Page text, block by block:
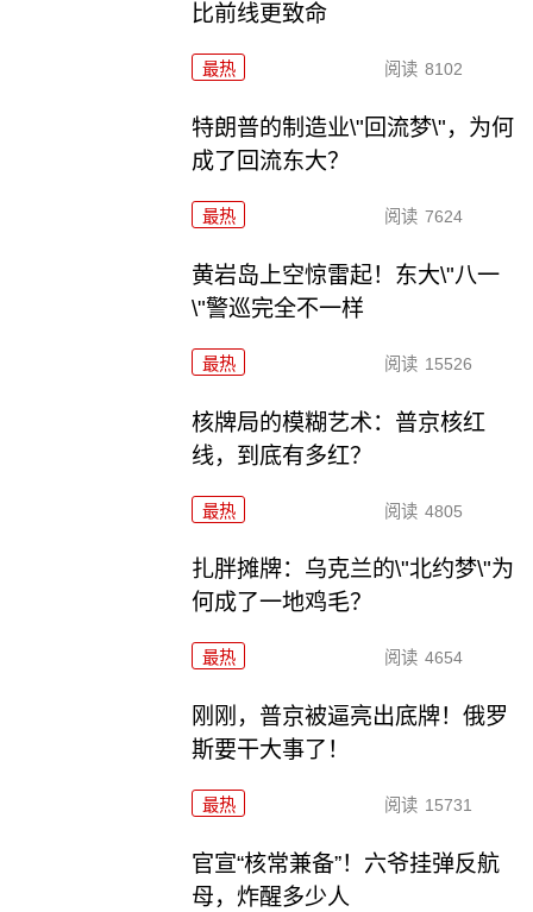
比前线更致命
最热 阅读 8102
特朗普的制造业\"回流梦\"，为何
成了回流东大？
最热 阅读 7624
黄岩岛上空惊雷起！东大\"八一
\"警巡完全不一样
最热 阅读 15526
核牌局的模糊艺术：普京核红
线，到底有多红？
最热 阅读 4805
扎胖摊牌：乌克兰的\"北约梦\"为
何成了一地鸡毛？
最热 阅读 4654
刚刚，普京被逼亮出底牌！俄罗
斯要干大事了！
最热 阅读 15731
官宣“核常兼备”！六爷挂弹反航
母，炸醒多少人